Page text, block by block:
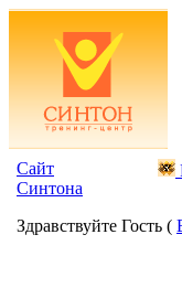
Сайт
Синтона
Здравствуйте Гость (